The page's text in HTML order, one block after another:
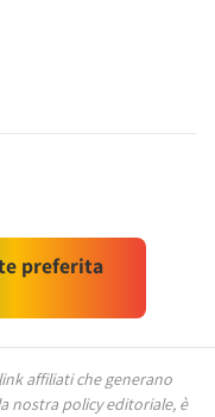
preferita
affiliati che generano
nostra policy editoriale, è